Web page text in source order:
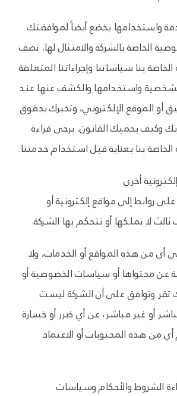
واستخدامها يخضع أيضاً لموافقتك
الخاصة بالشركة والامتثال لها. تصف
بنا سياساتنا وإجراءاتنا المتعلقة
واستخدامها والكشف عنها عند
أو الموقع الإلكتروني، وتخبرك بحقوق
وكيف يحميك القانون. يرجى قراءة
بنا بعناية قبل استخدام خدمتنا.
أخرى
روابط إلى مواقع إلكترونية أو
لا تملكها أو تتحكم بها الشركة.
أي من هذه المواقع أو الخدمات، ولا
عن محتواها أو سياسات الخصوصية أو
تقر وتوافق على أن الشركة ليست
أو غير مباشر، عن أي ضرر أو خسارة
من هذه المحتويات أو الاعتماد
الشروط والأحكام وسياسات